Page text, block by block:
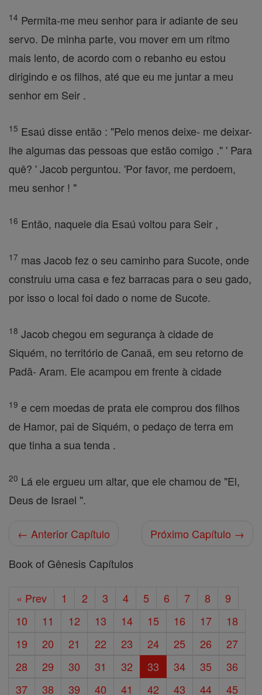
14 Permita-me meu senhor para ir adiante de seu
servo. De minha parte, vou mover em um ritmo
mais lento, de acordo com o rebanho eu estou
dirigindo e os filhos, até que eu me juntar a meu
senhor em Seir .
15 Esaú disse então : "Pelo menos deixe- me deixar-
lhe algumas das pessoas que estão comigo ." ' Para
quê? ' Jacob perguntou. 'Por favor, me perdoem,
meu senhor ! "
16 Então, naquele dia Esaú voltou para Seir ,
17 mas Jacob fez o seu caminho para Sucote, onde
construiu uma casa e fez barracas para o seu gado,
por isso o local foi dado o nome de Sucote.
18 Jacob chegou em segurança à cidade de
Siquém, no território de Canaã, em seu retorno de
Padã- Aram. Ele acampou em frente à cidade
19 e cem moedas de prata ele comprou dos filhos
de Hamor, pai de Siquém, o pedaço de terra em
que tinha a sua tenda .
20 Lá ele ergueu um altar, que ele chamou de "El,
Deus de Israel ".
← Anterior Capítulo
Próximo Capítulo →
Book of Gênesis Capítulos
« Prev 1 2 3 4 5 6 7 8
9
10
11 12 13 14 15 16 17
18
19
20 21 22 23 24 25 26
27
28
29 30 31 32 33 34 35
36
37
38 39 40 41 42 43 44 45